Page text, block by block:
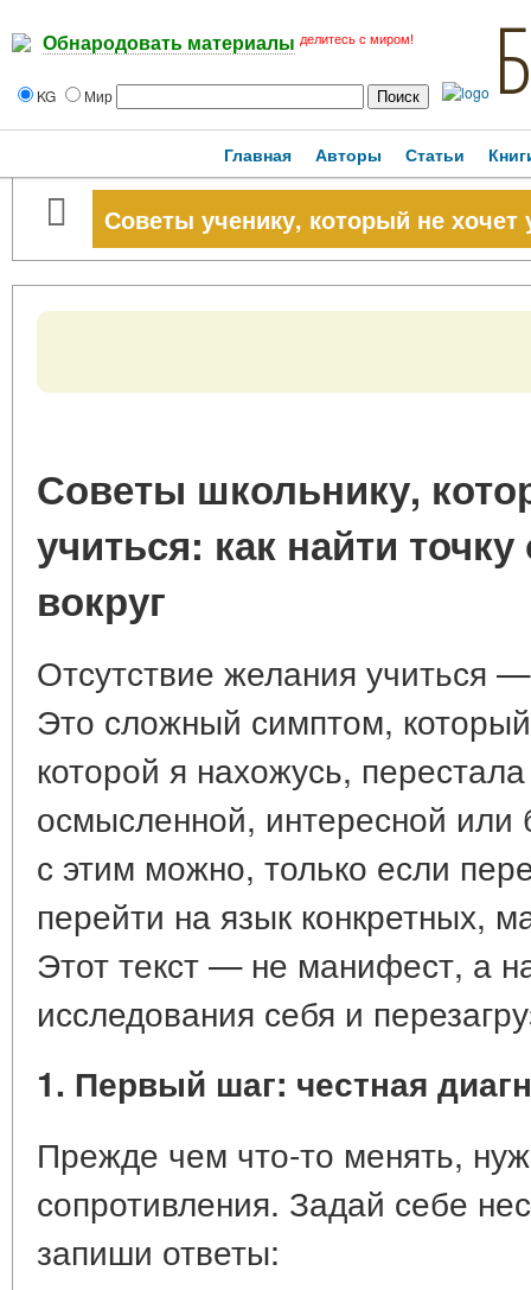
Обнародовать материалы делитесь с миром!
KG Мир
Главная Авторы Статьи
Советы ученику, который не хочет
Советы школьнику,
учиться: как найти
вокруг
Отсутствие желания учиться
Это сложный симптом,
которой я нахожусь,
осмысленной, интересной или
с этим можно, только если
перейти на язык конкретных,
Этот текст — не манифест, а
исследования себя и
1. Первый шаг: честная
Прежде чем что-то менять,
сопротивления. Задай себе
запиши ответы: